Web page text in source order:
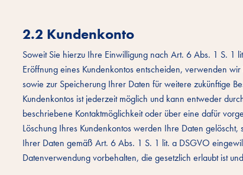
2.2 Kundenkonto
Soweit Sie hierzu Ihre Einwilligung nach Art. 6 Abs. 1 S. 1
Eröffnung eines Kundenkontos entscheiden, verwenden
sowie zur Speicherung Ihrer Daten für weitere zukünftige
Kundenkontos ist jederzeit möglich und kann entweder
beschriebene Kontaktmöglichkeit oder über eine dafür
Löschung Ihres Kundenkontos werden Ihre Daten
Ihrer Daten gemäß Art. 6 Abs. 1 S. 1 lit. a DSGVO
Datenverwendung vorbehalten, die gesetzlich erlaubt ist